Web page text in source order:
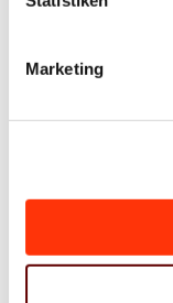
Marketing